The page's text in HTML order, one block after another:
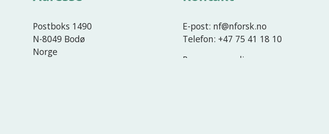
Postboks 1490
N-8049 Bodø
Norge
E-post: nf@nforsk.no
Telefon: +47 75 41 18 10
Presse og media